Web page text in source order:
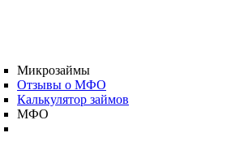
Микрозаймы
Отзывы о МФО
Калькулятор займов
МФО